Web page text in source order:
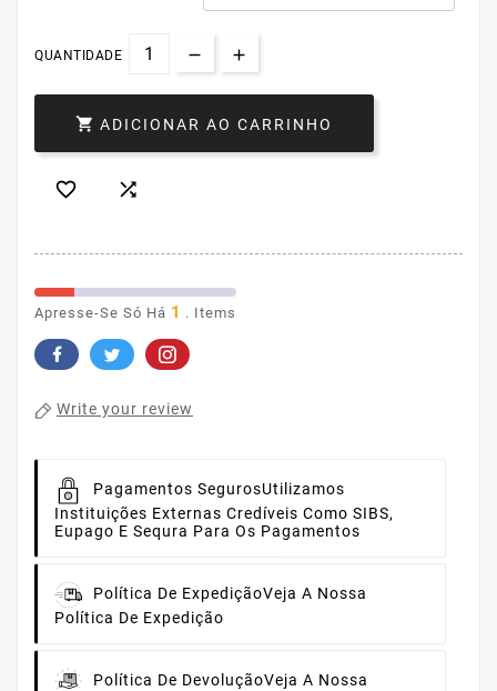
QUANTIDADE
 ADICIONAR AO CARRINHO
 
Apresse-Se Só Há 1 . Items
Write your review
Pagamentos SegurosUtilizamos
Instituições Externas Credíveis Como SIBS,
Eupago E Sequra Para Os Pagamentos
Política De ExpediçãoVeja A Nossa
Política De Expedição
Política De DevoluçãoVeja A Nossa